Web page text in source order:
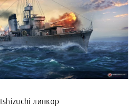
Ishizuchi линкор